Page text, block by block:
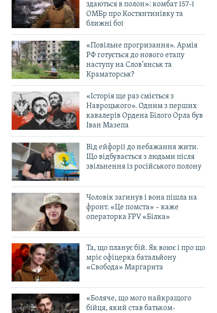
здаються в полон»: комбат 157-ї
ОМБр про Костянтинівку та
ближні бої
«Повільне прогризання». Армія
РФ готується до нового етапу
наступу на Слов’янськ та
Краматорськ?
«Історія ще раз сміється з
Навроцького». Одним з перших
кавалерів Ордена Білого Орла був
Іван Мазепа
Від ейфорії до небажання жити.
Що відбувається з людьми після
звільнення із російського полону
Чоловік загинув і вона пішла на
фронт. «Це помста» – каже
операторка FPV «Білка»
Та, що планує бій. Як воює і про що
мріє офіцерка батальйону
«Свобода» Маргарита
«Боляче, що мого найкращого
бійця, який став батьком-